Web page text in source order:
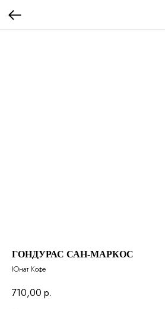
ГОНДУРАС САН-МАРКОС
Юнат Кофе
710,00 р.